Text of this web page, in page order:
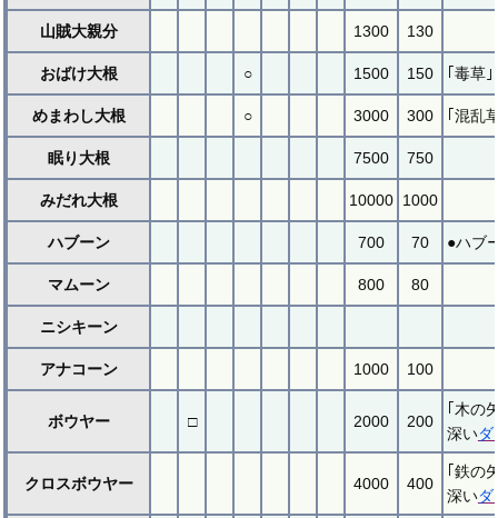
山賊大親分 1300 130
おばけ大根 ○ 1500 150 ｢毒草
めまわし大根 ○ 3000 300 ｢混乱
眠り大根 7500 750
みだれ大根 10000 1000
ハブーン 700 70 ●ハブ
マムーン 800 80
ニシキーン
アナコーン 1000 100
ボウヤー □ 2000 200
｢木の
深いダ
クロスボウヤー 4000 400
｢鉄の
深いダ